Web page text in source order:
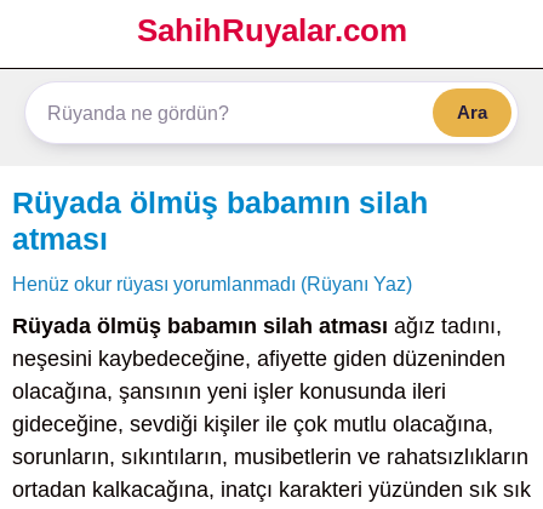
SahihRuyalar.com
Ara
Rüyada ölmüş babamın silah
atması
Henüz okur rüyası yorumlanmadı (Rüyanı Yaz)
Rüyada ölmüş babamın silah atması ağız tadını,
neşesini kaybedeceğine, afiyette giden düzeninden
olacağına, şansının yeni işler konusunda ileri
gideceğine, sevdiği kişiler ile çok mutlu olacağına,
sorunların, sıkıntıların, musibetlerin ve rahatsızlıkların
ortadan kalkacağına, inatçı karakteri yüzünden sık sık